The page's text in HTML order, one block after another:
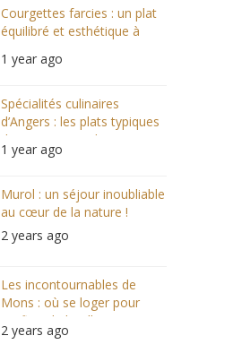
Courgettes farcies : un plat
équilibré et esthétique à
1 year ago
Spécialités culinaires
d’Angers : les plats typiques
des restaurants locaux
1 year ago
Murol : un séjour inoubliable
au cœur de la nature !
2 years ago
Les incontournables de
Mons : où se loger pour
profiter de la ville ?
2 years ago